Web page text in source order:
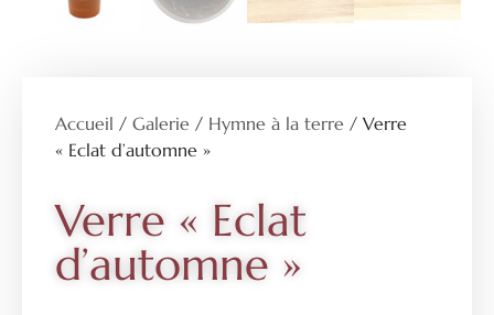
Accueil / Galerie / Hymne à la terre / Verre
« Eclat d’automne »
Verre « Eclat
d’automne »